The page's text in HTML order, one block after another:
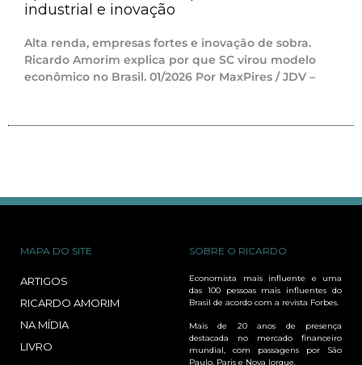
industrial e inovação
Alta renda, empresas fortes e inovação de sobra.
Ricardo Amorim explica por que SC virou modelo
econômico no Brasil. 01/2026 Por MaxPires / JDV –
MAPA DO SITE
ARTIGOS
RICARDO AMORIM
NA MÍDIA
LIVRO
SOBRE O RICARDO
Economista mais influente e uma
das 100 pessoas mais influentes do
Brasil de acordo com a revista Forbes.
Mais de 20 anos de presença
destacada no mercado financeiro
mundial, com passagens por São
Paulo, Paris e Nova Iorque.